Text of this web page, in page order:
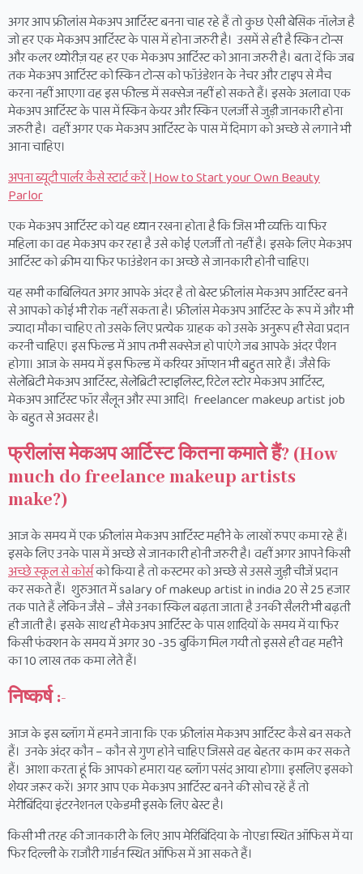
अगर आप फ्रीलांस मेकअप आर्टिस्ट बनना चाह रहे हैं तो कुछ ऐसी बेसिक नॉलेज है
जो हर एक मेकअप आर्टिस्ट के पास में होना जरुरी है। उसमें से ही है स्किन टोन्स
और कलर थ्योरीज़ यह हर एक मेकअप आर्टिस्ट को आना जरुरी है। बता दें कि जब
तक मेकअप आर्टिस्ट को स्किन टोन्स को फॉउंडेशन के नेचर और टाइप से मैच
करना नहीं आएगा वह इस फील्ड में सक्सेज नहीं हो सकते हैं। इसके अलावा एक
मेकअप आर्टिस्ट के पास में स्किन केयर और स्किन एलर्जी से जुड़ी जानकारी होना
जरुरी है। वहीं अगर एक मेकअप आर्टिस्ट के पास में दिमाग को अच्छे से लगाने भी
आना चाहिए।
अपना ब्यूटी पार्लर कैसे स्टार्ट करें | How to Start your Own Beauty
Parlor
एक मेकअप आर्टिस्ट को यह ध्यान रखना होता है कि जिस भी व्यक्ति या फिर
महिला का वह मेकअप कर रहा है उसे कोई एलर्जी तो नहीं है। इसके लिए मेकअप
आर्टिस्ट को क्रीम या फिर फाउंडेशन का अच्छे से जानकारी होनी चाहिए।
यह सभी काबिलियत अगर आपके अंदर है तो बेस्ट फ्रीलांस मेकअप आर्टिस्ट बनने
से आपको कोई भी रोक नहीं सकता है। फ्रीलांस मेकअप आर्टिस्ट के रूप में और भी
ज्यादा मौका चाहिए तो उसके लिए प्रत्येक ग्राहक को उसके अनुरूप ही सेवा प्रदान
करनी चाहिए। इस फिल्ड में आप तभी सक्सेज हो पाएंगे जब आपके अंदर पैशन
होगा। आज के समय में इस फिल्ड में करियर ऑप्शन भी बहुत सारे हैं। जैसे कि
सेलेब्रिटी मेकअप आर्टिस्ट, सेलेब्रिटी स्टाइलिस्ट, रिटेल स्टोर मेकअप आर्टिस्ट,
मेकअप आर्टिस्ट फॉर सैलून और स्पा आदि। freelancer makeup artist job
के बहुत से अवसर है।
फ्रीलांस मेकअप आर्टिस्ट कितना कमाते हैं? (How
much do freelance makeup artists
make?)
आज के समय में एक फ्रीलांस मेकअप आर्टिस्ट महीने के लाखों रुपए कमा रहे हैं।
इसके लिए उनके पास में अच्छे से जानकारी होनी जरुरी है। वहीं अगर आपने किसी
अच्छे स्कूल से कोर्सको किया है तो कस्टमर को अच्छे से उससे जुड़ी चीजें प्रदान
कर सकते हैं। शुरुआत में salary of makeup artist in india 20 से 25 हजार
तक पाते हैं लेकिन जैसे – जैसे उनका स्किल बढ़ता जाता है उनकी सैलरी भी बढ़ती
ही जाती है। इसके साथ ही मेकअप आर्टिस्ट के पास शादियों के समय में या फिर
किसी फंक्शन के समय में अगर 30 -35 बुकिंग मिल गयी तो इससे ही वह महीने
का 10 लाख तक कमा लेते हैं।
निष्कर्ष :-
आज के इस ब्लॉग में हमने जाना कि एक फ्रीलांस मेकअप आर्टिस्ट कैसे बन सकते
हैं। उनके अंदर कौन – कौन से गुण होने चाहिए जिससे वह बेहतर काम कर सकते
हैं। आशा करता हूं कि आपको हमारा यह ब्लॉग पसंद आया होगा। इसलिए इसको
शेयर जरूर करें। अगर आप एक मेकअप आर्टिस्ट बनने की सोच रहें हैं तो
मेरीबिंदिया इंटरनेशनल एकेडमी इसके लिए बेस्ट है।
किसी भी तरह की जानकारी के लिए आप मेरिबिंदिया के नोएडा स्थित ऑफिस में या
फिर दिल्ली के राजौरी गार्डन स्थित ऑफिस में आ सकते हैं।